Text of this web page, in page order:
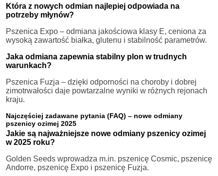
Która z nowych odmian najlepiej odpowiada na
potrzeby młynów?
Pszenica Expo – odmiana jakościowa klasy E, ceniona za
wysoką zawartość białka, glutenu i stabilność parametrów.
Jaka odmiana zapewnia stabilny plon w trudnych
warunkach?
Pszenica Fuzja – dzięki odporności na choroby i dobrej
zimotrwałości daje powtarzalne wyniki w różnych rejonach
kraju.
Najczęściej zadawane pytania (FAQ) – nowe odmiany
pszenicy ozimej 2025
Jakie są najważniejsze nowe odmiany pszenicy ozimej
w 2025 roku?
Golden Seeds wprowadza m.in. pszenicę Cosmic, pszenicę
Andorre, pszenicę Expo i pszenicę Fuzja.